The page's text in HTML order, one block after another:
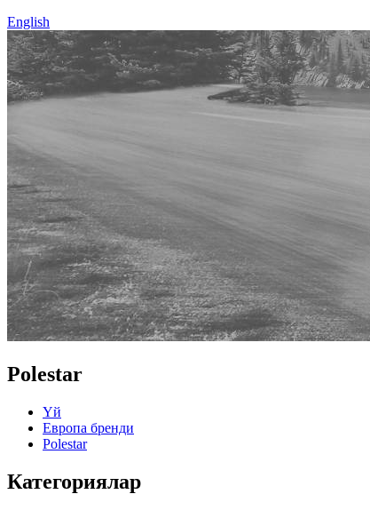
English
Polestar
Үй
Европа бренди
Polestar
Категориялар